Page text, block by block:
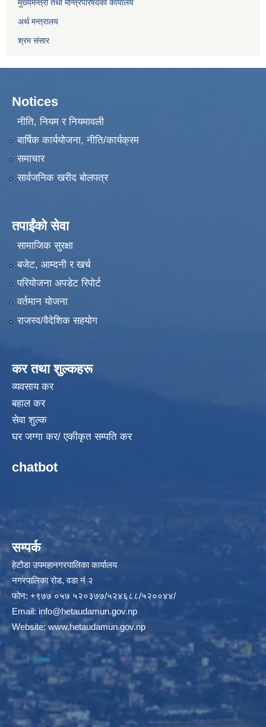
मुख्यमन्त्री तथा मन्त्रिपरिषदको कार्यालय
अर्थ मन्त्रालय
श्रम संसार
Notices
नीति, नियम र नियमावली
बार्षिक कार्ययोजना, नीति/कार्यक्रम
समाचार
सार्वजनिक खरीद बोलपत्र
तपाईंको सेवा
सामाजिक सुरक्षा
बजेट, आम्दनी र खर्च
परियोजना अपडेट रिपोर्ट
वर्तमान योजना
राजस्व/वैदेशिक सहयोग
कर तथा शुल्कहरू
व्यवसाय कर
बहाल कर
सेवा शुल्क
घर जग्गा कर/ एकीकृत सम्पति कर
chatbot
सम्पर्क
हेटौडा उपमहानगरपालिका कार्यालय
नगरपालिका रोड, वडा नं २
फोन: +९७७ ०५७ ५२०३७७/५२४६८८/५२००४४/
Email: info@hetaudamun.gov.np
Website: www.hetaudamun.gov.np